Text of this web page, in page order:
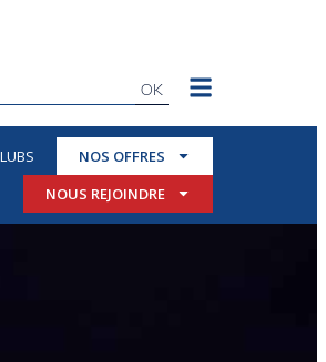
OK
NOS OFFRES
NOUS REJOINDRE